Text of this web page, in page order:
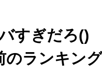
すぎだろ()
のランキン